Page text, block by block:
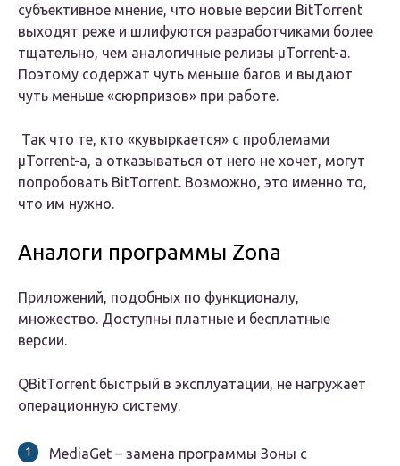
субъективное мнение, что новые версии BitTorrent
выходят реже и шлифуются разработчиками более
тщательно, чем аналогичные релизы μTorrent-а.
Поэтому содержат чуть меньше багов и выдают
чуть меньше «сюрпризов» при работе.
Так что те, кто «кувыркается» с проблемами
μTorrent-а, а отказываться от него не хочет, могут
попробовать BitTorrent. Возможно, это именно то,
что им нужно.
Аналоги программы Zona
Приложений, подобных по функционалу,
множество. Доступны платные и бесплатные
версии.
QBitTorrent быстрый в эксплуатации, не нагружает
операционную систему.
MediaGet – замена программы Зоны с